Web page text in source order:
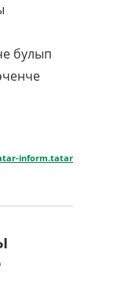
булып
inform.tatar